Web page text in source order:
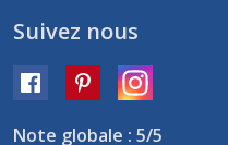
Suivez nous
Note globale : 5/5